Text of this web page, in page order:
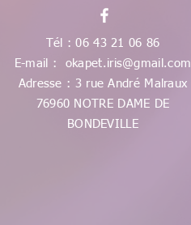
Tél : 06 43 21 06 86
E-mail : okapet.iris@gmail.com
Adresse : 3 rue André Malraux
76960 NOTRE DAME DE
BONDEVILLE